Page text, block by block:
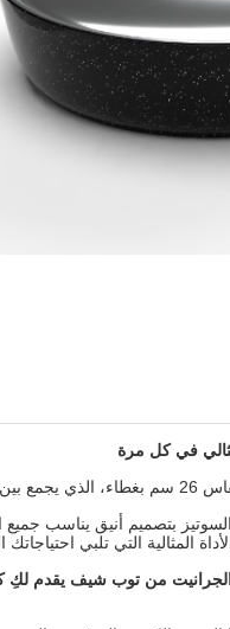
المطبخ .
بتصميم أنيق يناسب جميع
المثالية التي تلبي احتياجاتك
الجرانيت من توب شيف يقدم لكِ